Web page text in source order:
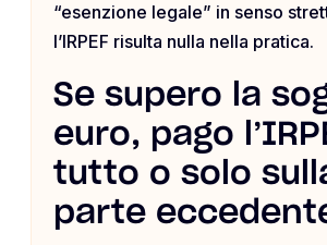
“esenzione legale” in senso
l’IRPEF risulta nulla nella pratica.
Se supero la
euro, pago
tutto o solo
parte